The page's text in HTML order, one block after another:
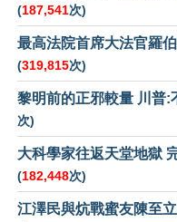
(187,541次)
最高法院首席大法官羅
(319,815次)
黎明前的正邪較量 川普:
次)
大科學家往返天堂地獄
(182,448次)
江澤民與炕戰蜜友陳至